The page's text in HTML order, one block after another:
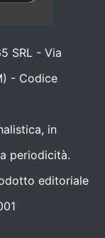
SRL - Via
- Codice
in
periodicità.
editoriale